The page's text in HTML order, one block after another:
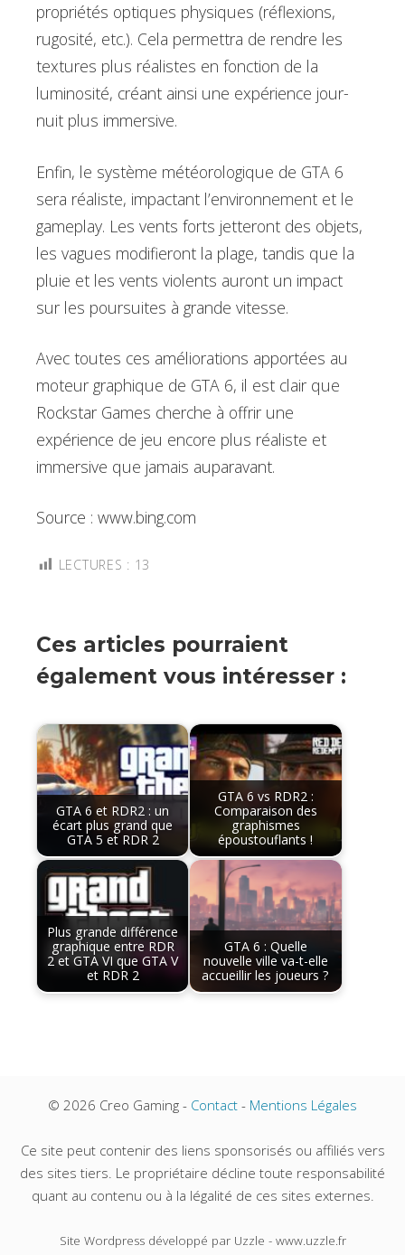
propriétés optiques physiques (réflexions,
rugosité, etc.). Cela permettra de rendre les
textures plus réalistes en fonction de la
luminosité, créant ainsi une expérience jour-
nuit plus immersive.
Enfin, le système météorologique de GTA 6
sera réaliste, impactant l’environnement et le
gameplay. Les vents forts jetteront des objets,
les vagues modifieront la plage, tandis que la
pluie et les vents violents auront un impact
sur les poursuites à grande vitesse.
Avec toutes ces améliorations apportées au
moteur graphique de GTA 6, il est clair que
Rockstar Games cherche à offrir une
expérience de jeu encore plus réaliste et
immersive que jamais auparavant.
Source : www.bing.com
LECTURES : 13
Ces articles pourraient
également vous intéresser :
GTA 6 et RDR2 : un
écart plus grand que
GTA 5 et RDR 2
GTA 6 vs RDR2 :
Comparaison des
graphismes
époustouflants !
Plus grande différence
graphique entre RDR
2 et GTA VI que GTA V
et RDR 2
GTA 6 : Quelle
nouvelle ville va-t-elle
accueillir les joueurs ?
© 2026 Creo Gaming - Contact - Mentions Légales
Ce site peut contenir des liens sponsorisés ou affiliés vers
des sites tiers. Le propriétaire décline toute responsabilité
quant au contenu ou à la légalité de ces sites externes.
Site Wordpress développé par Uzzle - www.uzzle.fr